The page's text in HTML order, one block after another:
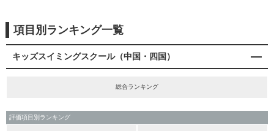
項目別ランキング一覧
キッズスイミングスクール（中国・四国）
総合ランキング
評価項目別ランキング